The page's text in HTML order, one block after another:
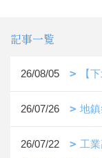
記事一覧
26/08/05 【
26/07/26 地
26/07/22
工